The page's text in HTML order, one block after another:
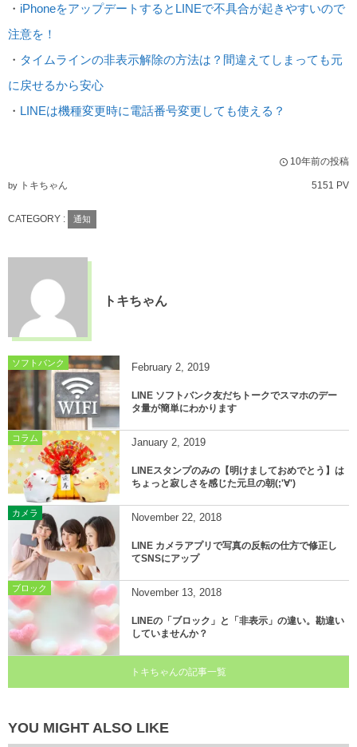
・ iPhoneをアップデートするとLINEで不具合が起きやすいので
注意を！
・ タイムラインの非表示解除の方法は？間違えてしまっても元
に戻せるから安心
・ LINEは機種変更時に電話番号変更しても使える？
10年前の投稿
by トキちゃん 5151 PV
CATEGORY : 通知
トキちゃん
ソフトバンク February 2, 2019
LINE ソフトバンク友だちトークでスマホのデー
タ量が簡単にわかります
コラム January 2, 2019
LINEスタンプのみの【明けましておめでとう】は
ちょっと寂しさを感じた元旦の朝(;'∀')
カメラ November 22, 2018
LINE カメラアプリで写真の反転の仕方で修正し
てSNSにアップ
ブロック November 13, 2018
LINEの「ブロック」と「非表示」の違い。勘違い
していませんか？
トキちゃんの記事一覧
YOU MIGHT ALSO LIKE